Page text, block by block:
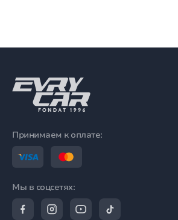
Принимаем к оплате:
Мы в соцсетях: